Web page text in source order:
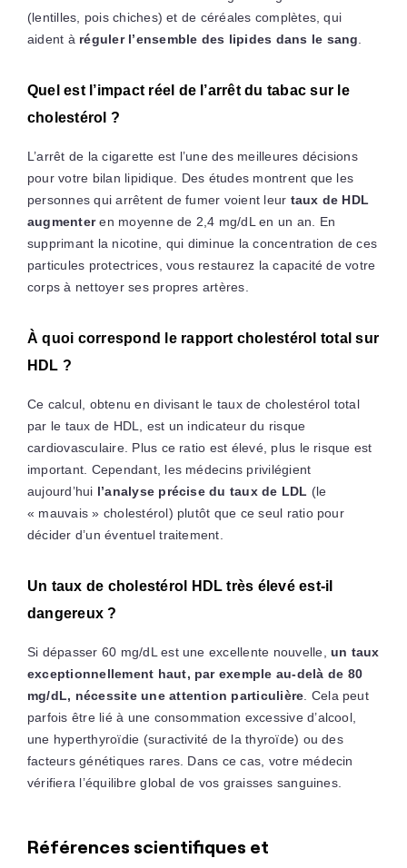
(lentilles, pois chiches) et de céréales complètes, qui
aident à réguler l’ensemble des lipides dans le sang
Quel est l’impact réel de l’arrêt du tabac sur le
cholestérol ?
L’arrêt de la cigarette est l’une des meilleures décisions
pour votre bilan lipidique. Des études montrent que les
personnes qui arrêtent de fumer voient leur taux de HDL
augmenteren moyenne de 2,4 mg/dL en un an. En
supprimant la nicotine, qui diminue la concentration de ces
particules protectrices, vous restaurez la capacité de votre
corps à nettoyer ses propres artères.
À quoi correspond le rapport cholestérol total sur
HDL ?
Ce calcul, obtenu en divisant le taux de cholestérol total
par le taux de HDL, est un indicateur du risque
cardiovasculaire. Plus ce ratio est élevé, plus le risque est
important. Cependant, les médecins privilégient
aujourd’hui l’analyse précise du taux de LDL (le
« mauvais » cholestérol) plutôt que ce seul ratio pour
décider d’un éventuel traitement.
Un taux de cholestérol HDL très élevé est-il
dangereux ?
Si dépasser 60 mg/dL est une excellente nouvelle, un taux
exceptionnellement haut, par exemple au-delà de 80
mg/dL, nécessite une attention particulière . Cela peut
parfois être lié à une consommation excessive d’alcool,
une hyperthyroïdie (suractivité de la thyroïde) ou des
facteurs génétiques rares. Dans ce cas, votre médecin
vérifiera l’équilibre global de vos graisses sanguines.
Références scientifiques et